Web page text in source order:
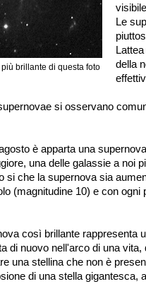
brillante di questa foto
Le
della
si osservano
è apparta una
una delle galassie a noi
si che la supernova sia
(magnitudine 10) e con
così brillante rappresenta
di nuovo nell'arco di una
una stellina che non è
di una stella gigantesca,